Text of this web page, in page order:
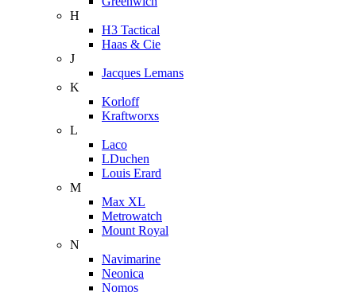
H
H3 Tactical
Haas & Cie
J
Jacques Lemans
K
Korloff
Kraftworxs
L
Laco
LDuchen
Louis Erard
M
Max XL
Metrowatch
Mount Royal
N
Navimarine
Neonica
Nomos